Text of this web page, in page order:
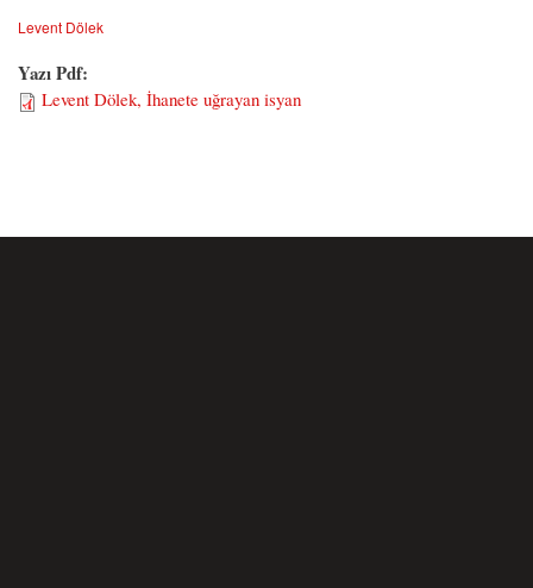
Levent Dölek
Yazı Pdf:
Levent Dölek, İhanete uğrayan isyan